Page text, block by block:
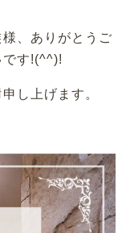
、ありがとうご
です!(^^)!
し上げます。